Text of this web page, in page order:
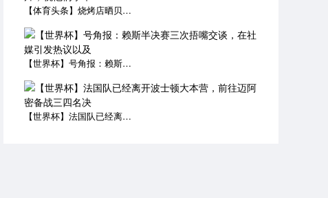
【体育头条】烧烤店晒贝林厄姆等英格兰球员用餐照片，祝他们季军
【世界杯】号角报：赖斯半决赛三次捂嘴交谈，在社媒引发热议以及
【世界杯】法国队已经离开波士顿大本营，前往迈阿密备战三四名决